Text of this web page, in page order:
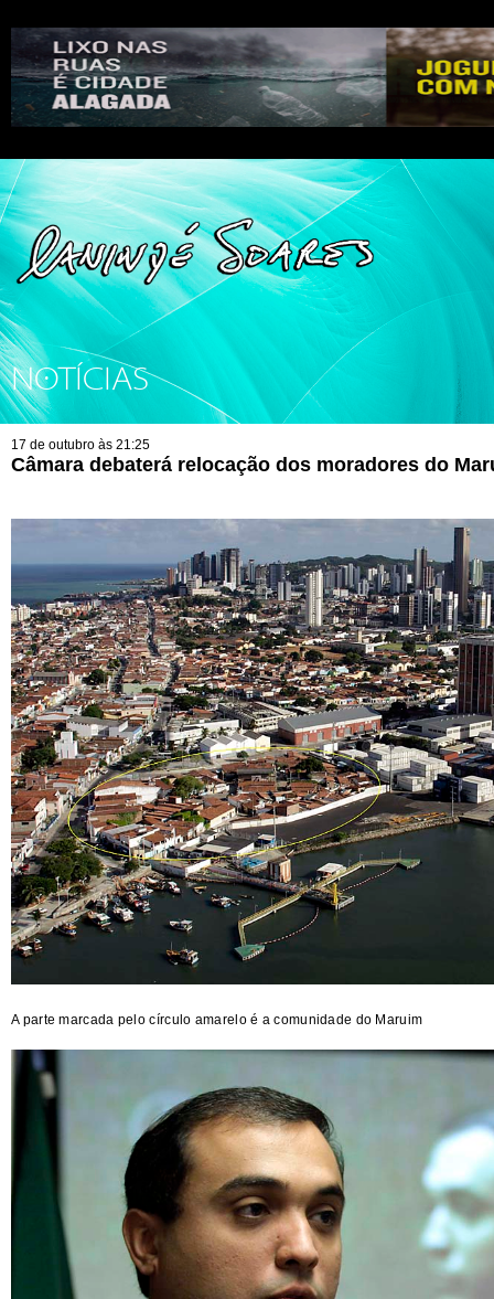
NOTÍCIAS
17 de outubro às 21:25
Câmara debaterá relocação dos moradores do
A parte marcada pelo círculo amarelo é a comunidade do Maruim